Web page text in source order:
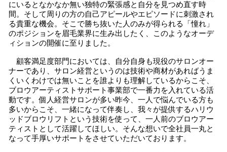
にいるとなかなか無い独特の緊張感と自分を見つめ直す時
間。そして周りの方の自己アピールやエピソードに刺激され
る貴重な機会。そこで勝ち抜いた人のみが得られる「憧れ」
のポジションを眉毛業界に生み出したく、このようなオーデ
ィションの開催に至りました。
顧客満足度部門においては、自分自身も現役のサロンオー
ナーであり、サロン経営というのは技術や商材があればうま
くいくわけでは無いことを誰よりも理解しているからこそ、
ブロウアーティストサポート事業部で一番力を入れている活
動です。個人経営サロンが多い昨今、一人で悩んでいる方も
多いからこそ、一緒になって伴奏し、我々が提供するハリウ
ッドブロウリフトという技術を使って、一人前のブロウアー
ティストとして活躍してほしい。そんな想いで全社員一丸と
なって手厚いサポートをさせていただいております。